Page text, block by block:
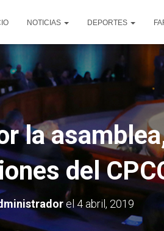
NOTICIAS DEPORTES
la
del
el4 abril, 2019